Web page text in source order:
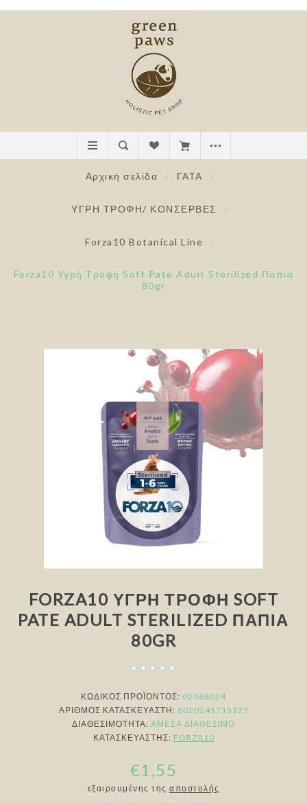
Αρχική σελίδα / ΓΑΤΑ /
ΥΓΡΗ ΤΡΟΦΗ/ ΚΟΝΣΕΡΒΕΣ /
Forza10 Botanical Line /
Forza10 Υγρή Τροφή Soft Pate Adult Sterilized Πάπια
80gr
FORZA10 ΥΓΡΉ ΤΡΟΦΉ SOFT
PATE ADULT STERILIZED ΠΆΠΙΑ
80GR
ΚΩΔΙΚΟΣ ΠΡΟΪΟΝΤΟΣ: 02068024
ΑΡΙΘΜΌΣ ΚΑΤΑΣΚΕΥΑΣΤΉ: 8020245715127
ΔΙΑΘΕΣΙΜΌΤΗΤΑ: ΆΜΕΣΑ ΔΙΑΘΈΣΙΜΟ
ΚΑΤΑΣΚΕΥΑΣΤΉΣ: FORZA10
€1,55
εξαιρουμένης της αποστολής